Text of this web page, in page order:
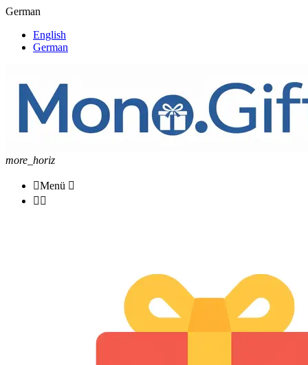
German
English
German
more_horiz
Menü 
 